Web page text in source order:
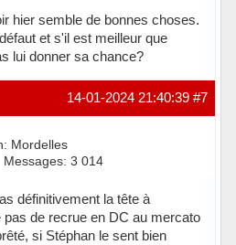
hier semble de bonnes choses.
et s'il est meilleur que
lui donner sa chance?
#7
14-01-2024 21:40:39
Mordelles
Messages: 3 014
définitivement la tête à
pas de recrue en DC au mercato
si Stéphan le sent bien